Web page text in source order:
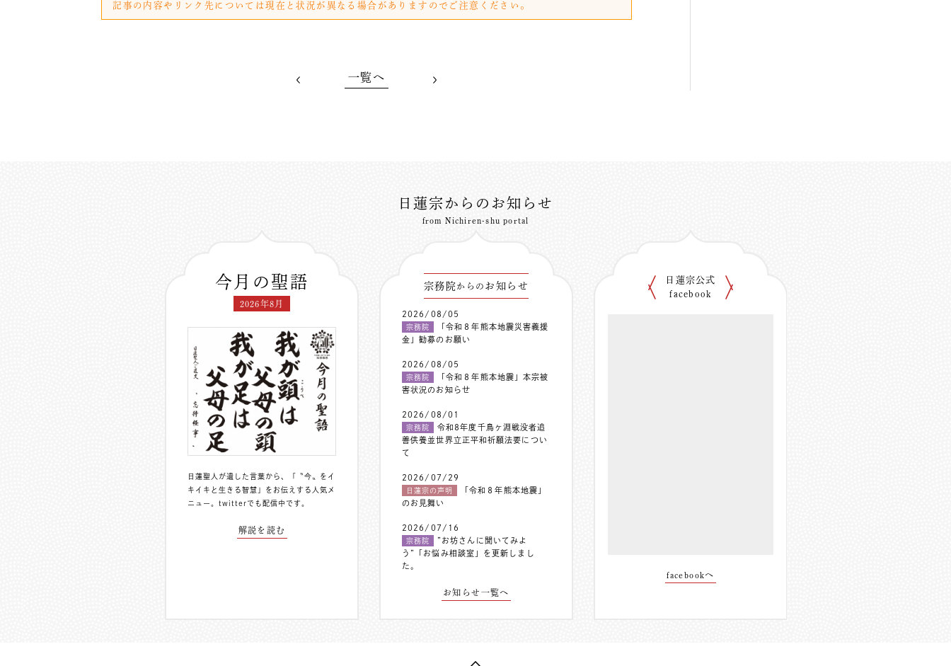
記事の内容やリンク先については現在と状況が異なる場合がありますのでご注意ください。
一覧へ
日蓮宗からのお知らせ
from Nichiren-shu portal
今月の聖語
2026年8月
日蓮聖人が遺した言葉から、「〝今〟をイ
キイキと生きる智慧」をお伝えする人気メ
ニュー。 twitterでも配信中 です。
解説を読む
宗務院からの お知らせ
2026/08/05
宗務院
「令和８年熊本地震災害義援
金」勧募のお願い
2026/08/05
宗務院
「令和８年熊本地震」本宗被
害状況のお知らせ
2026/08/01
宗務院
令和8年度千鳥ヶ淵戦没者追
善供養並世界立正平和祈願法要につい
て
2026/07/29
日蓮宗の声明
「令和８年熊本地震」
のお見舞い
2026/07/16
宗務院
”お坊さんに聞いてみよ
う”「お悩み相談室」を更新しまし
た。
お知らせ一覧へ
日蓮宗公式
facebook
facebookへ